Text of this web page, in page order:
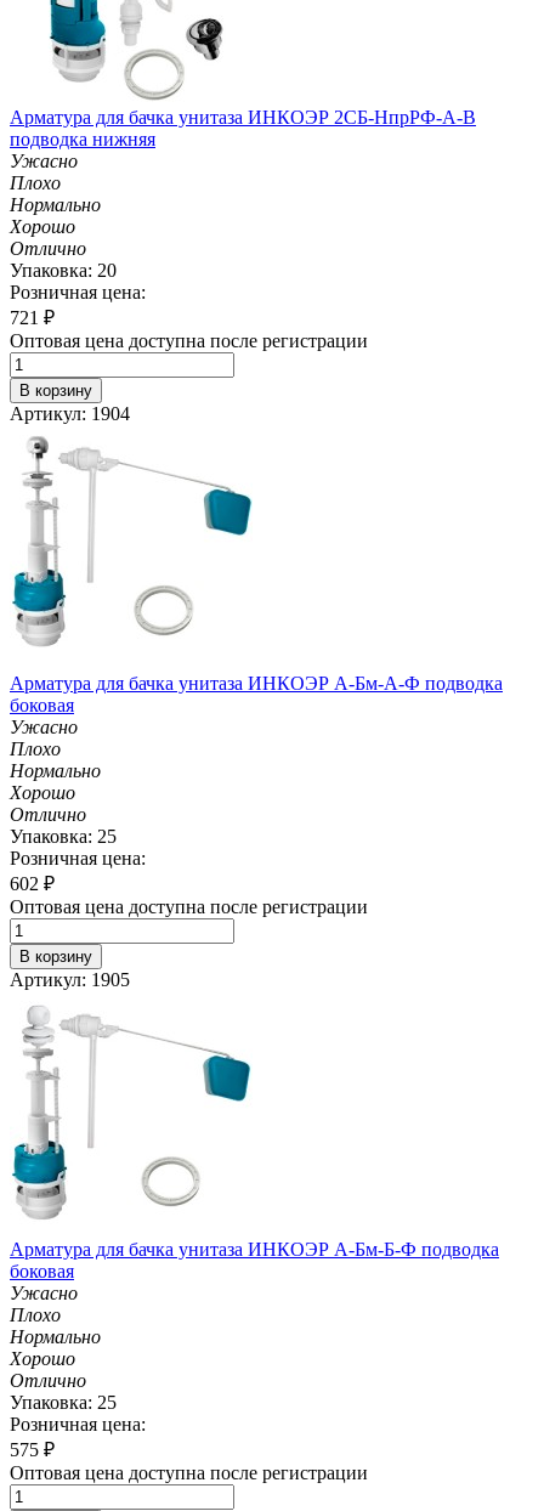
Арматура для бачка унитаза ИНКОЭР 2СБ-НпрРФ-А-В
подводка нижняя
Ужасно
Плохо
Нормально
Хорошо
Отлично
Упаковка: 20
Розничная цена:
721 ₽
Оптовая цена доступна после регистрации
В корзину
Артикул: 1904
Арматура для бачка унитаза ИНКОЭР А-Бм-А-Ф подводка
боковая
Ужасно
Плохо
Нормально
Хорошо
Отлично
Упаковка: 25
Розничная цена:
602 ₽
Оптовая цена доступна после регистрации
В корзину
Артикул: 1905
Арматура для бачка унитаза ИНКОЭР А-Бм-Б-Ф подводка
боковая
Ужасно
Плохо
Нормально
Хорошо
Отлично
Упаковка: 25
Розничная цена:
575 ₽
Оптовая цена доступна после регистрации